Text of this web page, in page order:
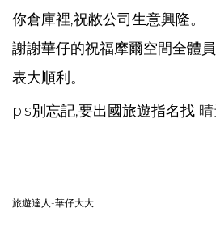
你倉庫裡,祝敝公司生意興隆。
謝謝華仔的祝福摩爾空間全體
表大順利。
p.s別忘記,要出國旅遊指名找
旅遊達人-華仔大大